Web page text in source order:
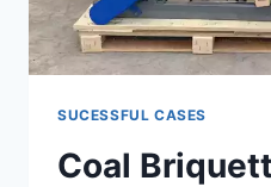
SUCESSFUL CASES
Coal